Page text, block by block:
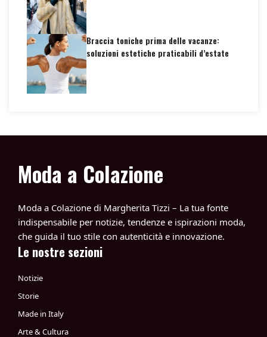
Braccia toniche prima delle vacanze:
soluzioni estetiche praticabili d’estate
Moda a Colazione
Moda a Colazione di Margherita Tizzi – La tua fonte
indispensabile per notizie, tendenze e ispirazioni moda,
che guida il tuo stile con autenticità e innovazione.
Le nostre sezioni
Notizie
Storie
Made in Italy
Arte & Cultura